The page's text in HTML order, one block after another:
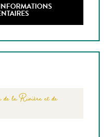
de la Rivière et de